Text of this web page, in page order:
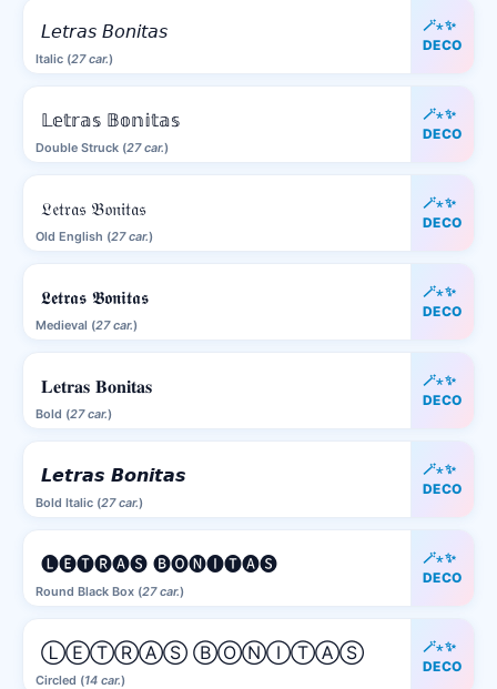
Italic (27 car.)
𝘓𝘦𝘵𝘳𝘢𝘴 𝘉𝘰𝘯𝘪𝘵𝘢𝘴
🪄⋆✨
DECO
Double Struck (27 car.)
𝕃𝕖𝕥𝕣𝕒𝕤 𝔹𝕠𝕟𝕚𝕥𝕒𝕤
🪄⋆✨
DECO
Old English (27 car.)
𝔏𝔢𝔱𝔯𝔞𝔰 𝔅𝔬𝔫𝔦𝔱𝔞𝔰
🪄⋆✨
DECO
Medieval (27 car.)
𝕷𝖊𝖙𝖗𝖆𝖘 𝕭𝖔𝖓𝖎𝖙𝖆𝖘
🪄⋆✨
DECO
Bold (27 car.)
𝐋𝐞𝐭𝐫𝐚𝐬 𝐁𝐨𝐧𝐢𝐭𝐚𝐬
🪄⋆✨
DECO
Bold Italic (27 car.)
𝙇𝙚𝙩𝙧𝙖𝙨 𝘽𝙤𝙣𝙞𝙩𝙖𝙨
🪄⋆✨
DECO
Round Black Box (27 car.)
🅛🅔🅣🅡🅐🅢 🅑🅞🅝🅘🅣🅐🅢
🪄⋆✨
DECO
Circled (14 car.)
ⓁⒺⓉⓇⒶⓈ ⒷⓄⓃⒾⓉⒶⓈ
🪄⋆✨
DECO